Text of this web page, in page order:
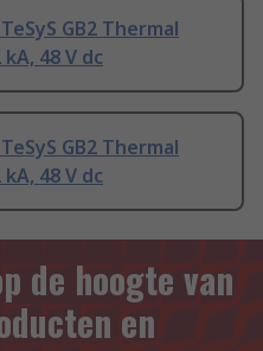
GB2 Thermal
48 V dc
GB2 Thermal
48 V dc
de hoogte van
en